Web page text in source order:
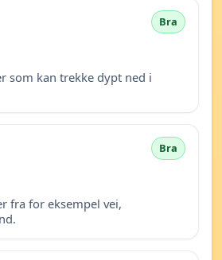
Bra
som kan trekke dypt ned i
Bra
fra for eksempel vei,